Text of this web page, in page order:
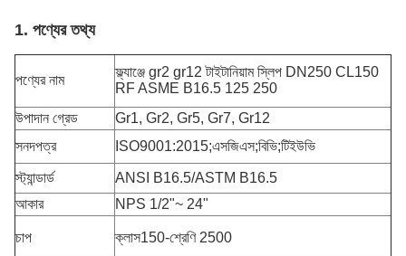
1. পণ্যের তথ্য
পণ্যের নাম
ফ্ল্যাঞ্জে gr2 gr12 টাইটানিয়াম স্লিপ DN250 CL150
RF ASME B16.5 125 250
উপাদান গ্রেড
Gr1, Gr2, Gr5, Gr7, Gr12
সনদপত্র
ISO9001:2015;এসজিএস;বিভি;টিইউভি
স্ট্যান্ডার্ড
ANSI B16.5/ASTM B16.5
আকার
NPS 1/2"~ 24"
চাপ ক্লাস150-শ্রেণি 2500